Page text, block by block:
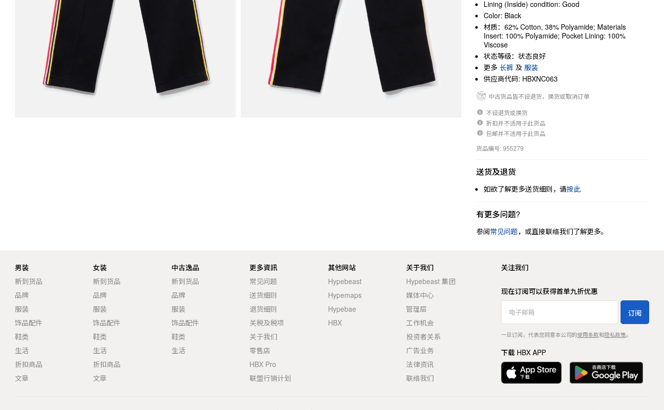
Lining (Inside) condition: Good
Color: Black
材质：62% Cotton, 38% Polyamide; Materials
Insert: 100% Polyamide; Pocket Lining: 100%
Viscose
状态等级：状态良好
更多 长裤 及 服装
供应商代码: HBXNC063
中古货品皆不设退货，换货或取消订单
不设退货或换货
折扣并不适用于此货品
包邮并不适用于此货品
货品编号: 955279
送货及退货
如欲了解更多送货细则，请按此
有更多问题?
参阅常见问题，或直接联络我们了解更多。
男装
新到货品
品牌
服装
饰品配件
鞋类
生活
折扣商品
文章
女装
新到货品
品牌
服装
饰品配件
鞋类
生活
折扣商品
文章
中古逸品
新到货品
品牌
服装
饰品配件
鞋类
生活
更多資訊
常见问题
送货细则
退货细则
关税及税项
关于我们
零售店
HBX Pro
联盟行销计划
其他网站
Hypebeast
Hypemaps
Hypebae
HBX
关于我们
Hypebeast 集团
媒体中心
管理层
工作机会
投资者关系
广告业务
法律资讯
联络我们
关注我们
现在订阅可以获得首单九折优惠
订阅
一旦订阅，代表您同意本公司的使用条款和隐私政策。
下载 HBX APP